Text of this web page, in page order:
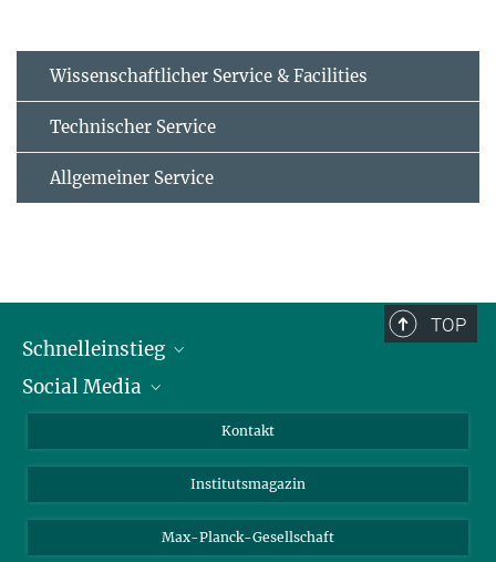
Wissenschaftlicher Service & Facilities
Technischer Service
Allgemeiner Service
TOP
Schnelleinstieg
Alumni
Social Media
Facebook
Kontakt
Institutsmagazin
Max-Planck-Gesellschaft